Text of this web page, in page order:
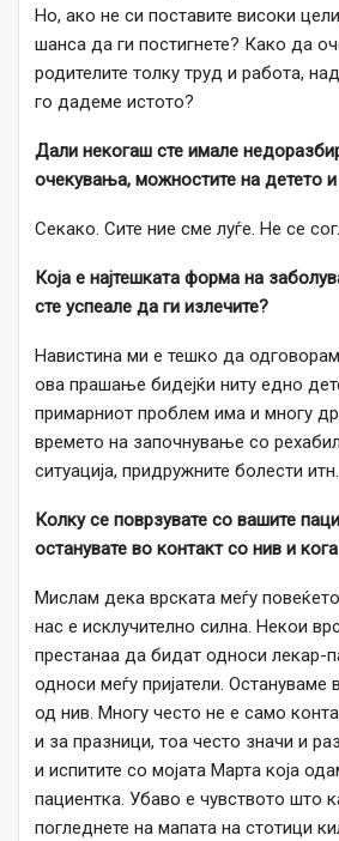
Но, ако не си поставите високи
шанса да ги постигнете? Како да
родителите толку труд и работа,
го дадеме истото?
Дали некогаш сте имале
очекувања, можностите на детето
Секако. Сите ние сме луѓе. Не се
Која е најтешката форма на
сте успеале да ги излечите?
Навистина ми е тешко да
ова прашање бидејќи ниту едно
примарниот проблем има и многу
времето на започнување со
ситуација, придружните болести итн.
Колку се поврзувате со вашите
останувате во контакт со нив и
Мислам дека врската меѓу
нас е исклучително силна. Некои
престанаа да бидат односи лекар-
односи меѓу пријатели. Остануваме
од нив. Многу често не е само
и за празници, тоа често значи и
и испитите со мојата Марта која
пациентка. Убаво е чувството што
погледнете на мапата на стотици